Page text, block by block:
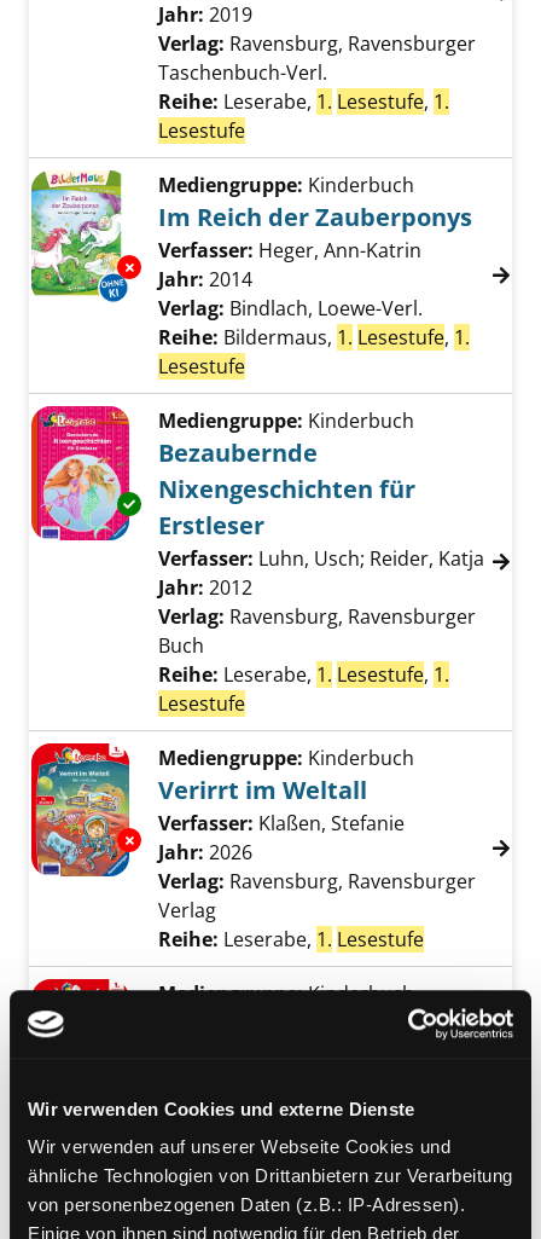
Wir verwenden Cookies und externe Dienste
Wir verwenden auf unserer Webseite Cookies und
ähnliche Technologien von Drittanbietern zur Verarbeitung
von personenbezogenen Daten (z.B.: IP-Adressen).
Einige von ihnen sind notwendig für den Betrieb der
Jahr: 2019
Verlag: Ravensburg, Ravensburger
Taschenbuch-Verl.
Reihe: Leserabe, 1. Lesestufe, 1.
Lesestufe
Exemplar-Details von Im Reich der
Mediengruppe: Kinderbuch
Im Reich der Zauberponys
Verfasser: Heger, Ann-Katrin
Jahr: 2014
Verlag: Bindlach, Loewe-Verl.
Reihe: Bildermaus, 1. Lesestufe, 1.
Lesestufe
Exemplar-Details von Bezaubernde
Mediengruppe: Kinderbuch
Bezaubernde
Nixengeschichten für
Erstleser
Verfasser: Luhn, Usch; Reider, Katja
Jahr: 2012
Verlag: Ravensburg, Ravensburger
Buch
Reihe: Leserabe, 1. Lesestufe, 1.
Lesestufe
Exemplar-Details von Verirrt im Weltall
Mediengruppe: Kinderbuch
Verirrt im Weltall
Verfasser: Klaßen, Stefanie
Jahr: 2026
Verlag: Ravensburg, Ravensburger
Verlag
Reihe: Leserabe, 1. Lesestufe
Mediengruppe:Kinderbuch
Lea, die Neue in der Klasse
Verlag:Ravensburg, Ravensburger
Reihe:Leserabe,1.Lesestufe
Mediengruppe:Kinderbuch
Die wildesten Wikinger der